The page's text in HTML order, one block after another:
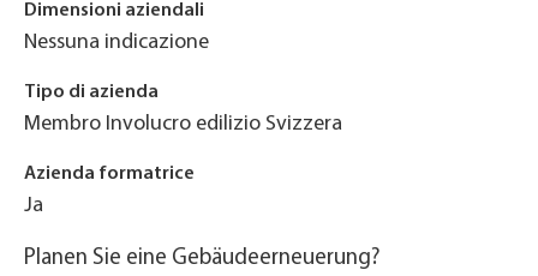
Dimensioni aziendali
Nessuna indicazione
Tipo di azienda
Membro Involucro edilizio Svizzera
Azienda formatrice
Ja
Planen Sie eine Gebäudeerneuerung?